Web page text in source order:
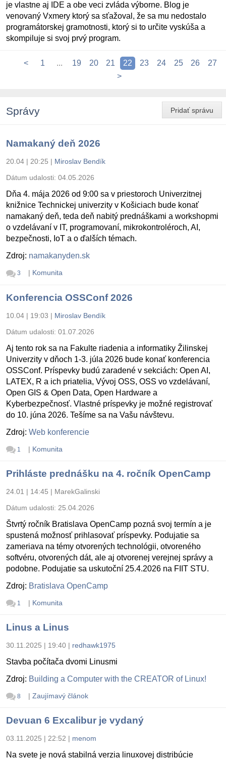
je vlastne aj IDE a obe veci zvláda výborne. Blog je
venovaný Vxmery ktorý sa sťažoval, že sa mu nedostalo
programátorskej gramotnosti, ktorý si to určite vyskúša a
skompiluje si svoj prvý program.
< 1 ... 19 20 21 22 23 24 25 26
27
>
Pridať správu
Správy
Namakaný deň 2026
20.04 | 20:25 | Miroslav Bendík
Dátum udalosti: 04.05.2026
Dňa 4. mája 2026 od 9:00 sa v priestoroch Univerzitnej
knižnice Technickej univerzity v Košiciach bude konať
namakaný deň, teda deň nabitý prednáškami a workshopmi
o vzdelávaní v IT, programovaní, mikrokontroléroch, AI,
bezpečnosti, IoT a o ďalších témach.
Zdroj: namakanyden.sk
3 | Komunita
Konferencia OSSConf 2026
10.04 | 19:03 | Miroslav Bendík
Dátum udalosti: 01.07.2026
Aj tento rok sa na Fakulte riadenia a informatiky Žilinskej
Univerzity v dňoch 1-3. júla 2026 bude konať konferencia
OSSConf. Príspevky budú zaradené v sekciách: Open AI,
LATEX, R a ich priatelia, Vývoj OSS, OSS vo vzdelávaní,
Open GIS & Open Data, Open Hardware a
Kyberbezpečnosť. Vlastné príspevky je možné registrovať
do 10. júna 2026. Tešíme sa na Vašu návštevu.
Zdroj: Web konferencie
1 | Komunita
Prihláste prednášku na 4. ročník OpenCamp
24.01 | 14:45 | MarekGalinski
Dátum udalosti: 25.04.2026
Štvrtý ročník Bratislava OpenCamp pozná svoj termín a je
spustená možnosť prihlasovať príspevky. Podujatie sa
zameriava na témy otvorených technológii, otvoreného
softvéru, otvorených dát, ale aj otvorenej verejnej správy a
podobne. Podujatie sa uskutoční 25.4.2026 na FIIT STU.
Zdroj: Bratislava OpenCamp
1 | Komunita
Linus a Linus
30.11.2025 | 19:40 | redhawk1975
Stavba počítača dvomi Linusmi
Zdroj: Building a Computer with the CREATOR of Linux!
8 | Zaujímavý článok
Devuan 6 Excalibur je vydaný
03.11.2025 | 22:52 | menom
Na svete je nová stabilná verzia linuxovej distribúcie